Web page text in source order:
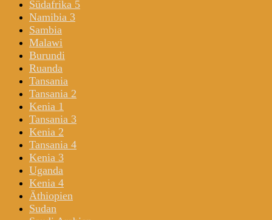
Südafrika 5
Namibia 3
Sambia
Malawi
Burundi
Ruanda
Tansania
Tansania 2
Kenia 1
Tansania 3
Kenia 2
Tansania 4
Kenia 3
Uganda
Kenia 4
Äthiopien
Sudan